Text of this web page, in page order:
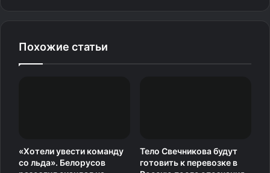
Похожие статьи
«Хотели увести команду
со льда». Белорусов
Тело Свечникова будут
готовить к перевозке в